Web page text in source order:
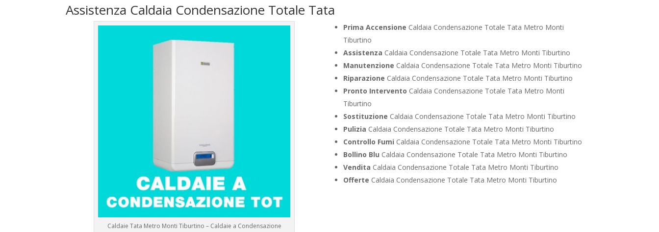
Assistenza Caldaia Condensazione Totale Tata
Caldaie Tata Metro Monti Tiburtino – Caldaie a Condensazione
Prima Accensione Caldaia Condensazione Totale Tata Metro Monti
Tiburtino
Assistenza Caldaia Condensazione Totale Tata Metro Monti Tiburtino
Manutenzione Caldaia Condensazione Totale Tata Metro Monti Tiburtino
Riparazione Caldaia Condensazione Totale Tata Metro Monti Tiburtino
Pronto Intervento Caldaia Condensazione Totale Tata Metro Monti
Tiburtino
Sostituzione Caldaia Condensazione Totale Tata Metro Monti Tiburtino
Pulizia Caldaia Condensazione Totale Tata Metro Monti Tiburtino
Controllo Fumi Caldaia Condensazione Totale Tata Metro Monti Tiburtino
Bollino Blu Caldaia Condensazione Totale Tata Metro Monti Tiburtino
Vendita Caldaia Condensazione Totale Tata Metro Monti Tiburtino
Offerte Caldaia Condensazione Totale Tata Metro Monti Tiburtino